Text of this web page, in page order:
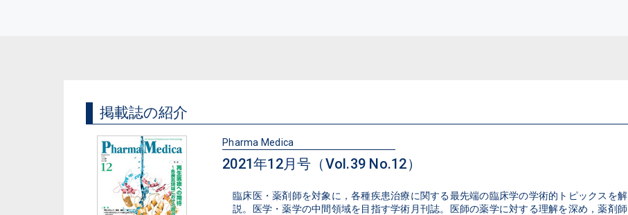
掲載誌の紹介
Pharma Medica
2021年12月号（Vol.39 No.12）
臨床医・薬剤師を対象に，各種疾患治療に関する最先端の臨床学の学術的トピックスを解
説。医学・薬学の中間領域を目指す学術月刊誌。医師の薬学に対する理解を深め，薬剤師